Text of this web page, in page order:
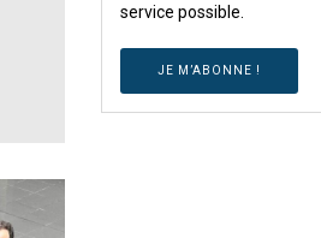
service possible.